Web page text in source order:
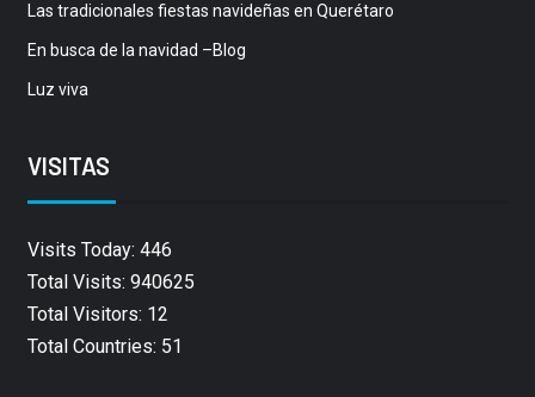
Las tradicionales fiestas navideñas en Querétaro
En busca de la navidad –Blog
Luz viva
VISITAS
Visits Today: 446
Total Visits: 940625
Total Visitors: 12
Total Countries: 51